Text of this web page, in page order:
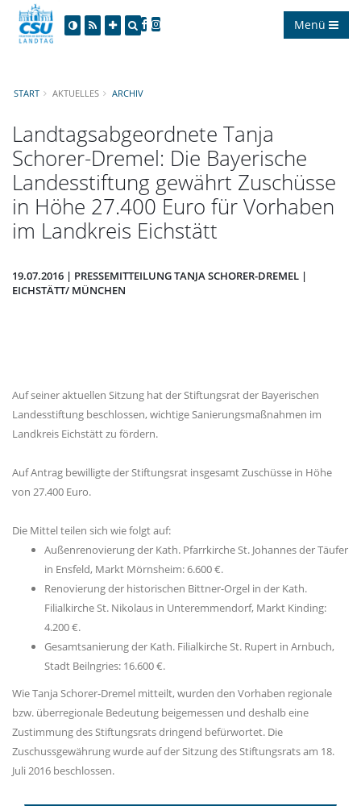
Menü
START AKTUELLES ARCHIV
Landtagsabgeordnete Tanja
Schorer-Dremel: Die Bayerische
Landesstiftung gewährt Zuschüsse
in Höhe 27.400 Euro für Vorhaben
im Landkreis Eichstätt
19.07.2016 | PRESSEMITTEILUNG TANJA SCHORER-DREMEL |
EICHSTÄTT/ MÜNCHEN
Auf seiner aktuellen Sitzung hat der Stiftungsrat der Bayerischen
Landesstiftung beschlossen, wichtige Sanierungsmaßnahmen im
Landkreis Eichstätt zu fördern.
Auf Antrag bewilligte der Stiftungsrat insgesamt Zuschüsse in Höhe
von 27.400 Euro.
Die Mittel teilen sich wie folgt auf:
Außenrenovierung der Kath. Pfarrkirche St. Johannes der Täufer
in Ensfeld, Markt Mörnsheim: 6.600 €.
Renovierung der historischen Bittner-Orgel in der Kath.
Filialkirche St. Nikolaus in Unteremmendorf, Markt Kinding:
4.200 €.
Gesamtsanierung der Kath. Filialkirche St. Rupert in Arnbuch,
Stadt Beilngries: 16.600 €.
Wie Tanja Schorer-Dremel mitteilt, wurden den Vorhaben regionale
bzw. überregionale Bedeutung beigemessen und deshalb eine
Zustimmung des Stiftungsrats dringend befürwortet. Die
Zuschussgewährung wurde auf der Sitzung des Stiftungsrats am 18.
Juli 2016 beschlossen.